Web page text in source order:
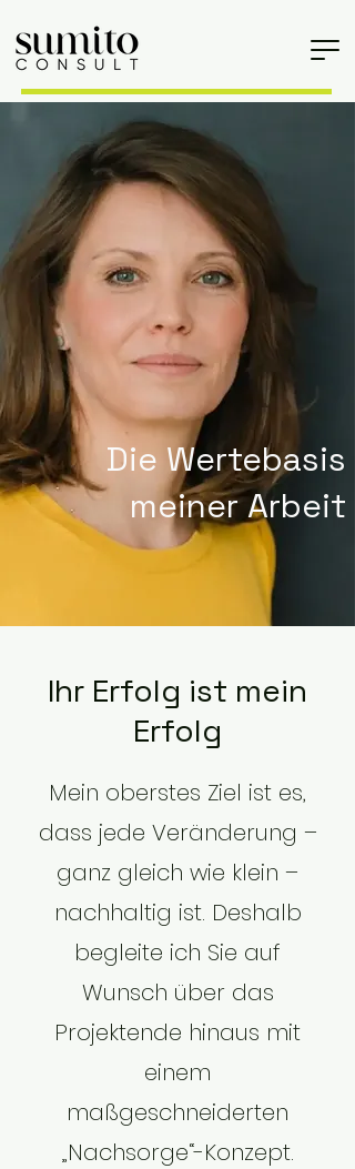
Die Wertebasis
meiner Arbeit
Ihr Erfolg ist mein
Erfolg
Mein oberstes Ziel ist es,
dass jede Veränderung –
ganz gleich wie klein –
nachhaltig ist. Deshalb
begleite ich Sie auf
Wunsch über das
Projektende hinaus mit
einem
maßgeschneiderten
„Nachsorge“-Konzept.